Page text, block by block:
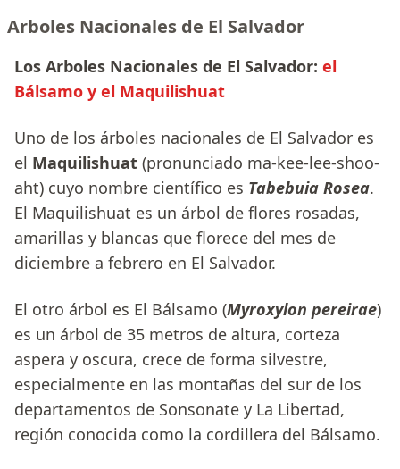
Arboles Nacionales de El Salvador
Los Arboles Nacionales de El Salvador: el
Bálsamo y el Maquilishuat
Uno de los árboles nacionales de El Salvador es
el Maquilishuat (pronunciado ma-kee-lee-shoo-
aht) cuyo nombre científico es Tabebuia Rosea.
El Maquilishuat es un árbol de flores rosadas,
amarillas y blancas que florece del mes de
diciembre a febrero en El Salvador.
El otro árbol es El Bálsamo (Myroxylon pereirae)
es un árbol de 35 metros de altura, corteza
aspera y oscura, crece de forma silvestre,
especialmente en las montañas del sur de los
departamentos de Sonsonate y La Libertad,
región conocida como la cordillera del Bálsamo.